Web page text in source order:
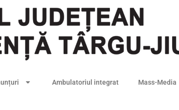
Ambulatoriul integrat Mass-Media